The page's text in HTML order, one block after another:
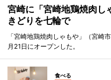
宮崎に「宮崎地鶏焼肉
きどりを七輪で
「宮崎地鶏焼肉しゃもや」（宮
月21日にオープンした。
食べる